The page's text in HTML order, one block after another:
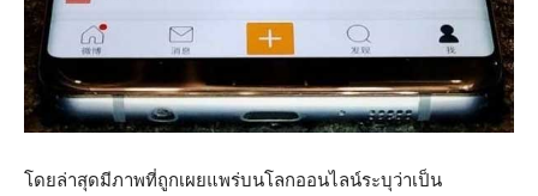
โดยล่าสุดมีภาพที่ถูกเผยแพร่บนโลกออนไลน์ระบุว่าเป็น